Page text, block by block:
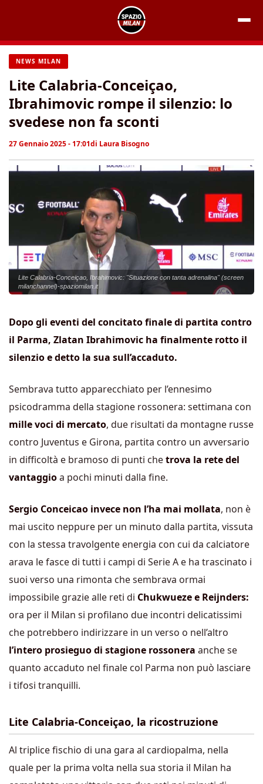
contenuto
NEWS MILAN
Lite Calabria-Conceiçao,
Ibrahimovic rompe il silenzio: lo
svedese non fa sconti
27 Gennaio 2025 - 17:01di Laura Bisogno
Lite Calabria-Conceiçao, Ibrahimovic: "Situazione con tanta adrenalina" (screen
milanchannel)-spaziomilan.it
Dopo gli eventi del concitato finale di partita contro
il Parma, Zlatan Ibrahimovic ha finalmente rotto il
silenzio e detto la sua sull’accaduto.
Sembrava tutto apparecchiato per l’ennesimo
psicodramma della stagione rossonera: settimana con
mille voci di mercato, due risultati da montagne russe
contro Juventus e Girona, partita contro un avversario
in difficoltà e bramoso di punti chetrova la rete del
vantaggioa pochi minuti dalla fine.
Sergio Conceicao invece non l’ha mai mollata, non è
mai uscito neppure per un minuto dalla partita, vissuta
con la stessa travolgente energia con cui da calciatore
arava le fasce di tutti i campi di Serie A e ha trascinato i
suoi verso una rimonta che sembrava ormai
impossibile grazie alle reti di Chukwueze e Reijnders:
ora per il Milan si profilano due incontri delicatissimi
che potrebbero indirizzare in un verso o nell’altro
l’intero prosieguo di stagione rossonera anche se
quanto accaduto nel finale col Parma non può lasciare
i tifosi tranquilli.
Lite Calabria-Conceiçao, la ricostruzione
Al triplice fischio di una gara al cardiopalma, nella
quale per la prima volta nella sua storia il Milan ha